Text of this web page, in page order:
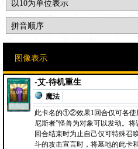
-艾-待机重生
魔法
此卡名的①②效果1回合仅可各使
尼斯者”怪兽为对象可以发动。
回合结束时为止自己仅可特殊
斗的攻击宣言时，将墓地的此卡